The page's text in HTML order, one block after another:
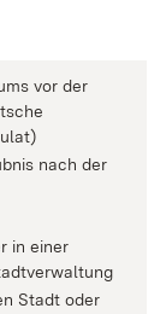
vor der
nach der
in einer
Stadt oder